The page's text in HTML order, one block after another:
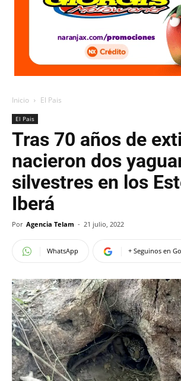
Inicio El Pais
El Pais
Tras 70 años de
nacieron dos
silvestres en los
Iberá
Por Agencia Telam - 21 julio, 2022
WhatsApp + Seguinos en